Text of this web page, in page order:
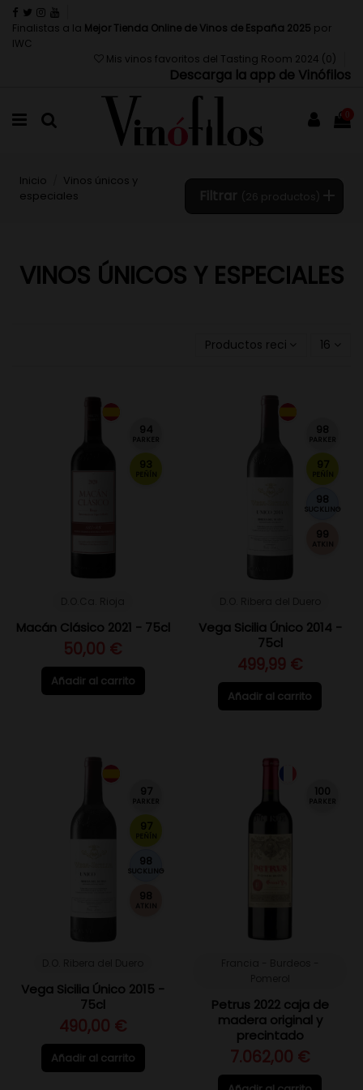
Finalistas a la Mejor Tienda Online de Vinos de España 2025 por
IWC
Mis vinos favoritos del Tasting Room 2024 (0 )
Descarga la app de Vinófilos
0
Inicio
Vinos únicos y
especiales
VINOS ÚNICOS Y ESPECIALES
Productos recientemente
16
94
PARKER
93
Macán Clásico 2021 - 75cl
50,00 €
Añadir al carrito
98
PARKER
97
98
SUCKLING
99
ATKIN
Vega Sicilia Único 2014 -
75cl
499,99 €
Añadir al carrito
97
PARKER
97
98
SUCKLING
98
ATKIN
Vega Sicilia Único 2015 -
75cl
490,00 €
Añadir al carrito
100
PARKER
Petrus 2022 caja de
madera original y
precintado
7.062,00 €